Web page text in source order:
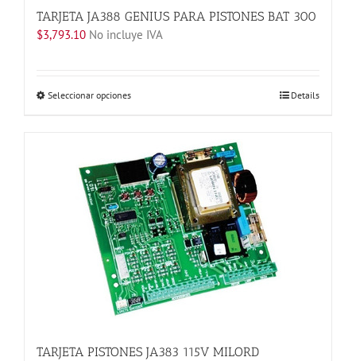
TARJETA JA388 GENIUS PARA PISTONES BAT 300
$3,793.10 No incluye IVA
Seleccionar opcionesEste
variantes.
Las
opciones
se
pueden
elegir
en
la
página
Details
TARJETA PISTONES JA383 115V MILORD